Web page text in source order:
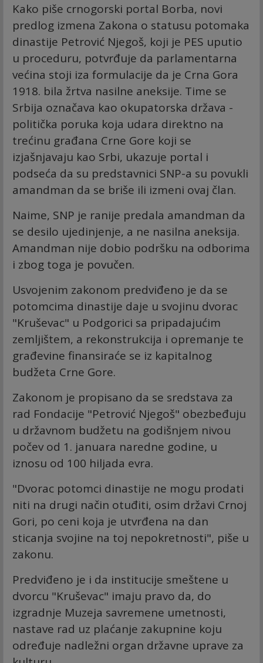
Kako piše crnogorski portal Borba, novi
predlog izmena Zakona o statusu potomaka
dinastije Petrović Njegoš, koji je PES uputio
u proceduru, potvrđuje da parlamentarna
većina stoji iza formulacije da je Crna Gora
1918. bila žrtva nasilne aneksije. Time se
Srbija označava kao okupatorska država -
politička poruka koja udara direktno na
trećinu građana Crne Gore koji se
izjašnjavaju kao Srbi, ukazuje portal i
podseća da su predstavnici SNP-a su povukli
amandman da se briše ili izmeni ovaj član.
Naime, SNP je ranije predala amandman da
se desilo ujedinjenje, a ne nasilna aneksija.
Amandman nije dobio podršku na odborima
i zbog toga je povučen.
Usvojenim zakonom predviđeno je da se
potomcima dinastije daje u svojinu dvorac
"Kruševac" u Podgorici sa pripadajućim
zemljištem, a rekonstrukcija i opremanje te
građevine finansiraće se iz kapitalnog
budžeta Crne Gore.
Zakonom je propisano da se sredstava za
rad Fondacije "Petrović Njegoš" obezbeđuju
u državnom budžetu na godišnjem nivou
počev od 1. januara naredne godine, u
iznosu od 100 hiljada evra.
"Dvorac potomci dinastije ne mogu prodati
niti na drugi način otuđiti, osim državi Crnoj
Gori, po ceni koja je utvrđena na dan
sticanja svojine na toj nepokretnosti", piše u
zakonu.
Predviđeno je i da institucije smeštene u
dvorcu "Kruševac" imaju pravo da, do
izgradnje Muzeja savremene umetnosti,
nastave rad uz plaćanje zakupnine koju
određuje nadležni organ državne uprave za